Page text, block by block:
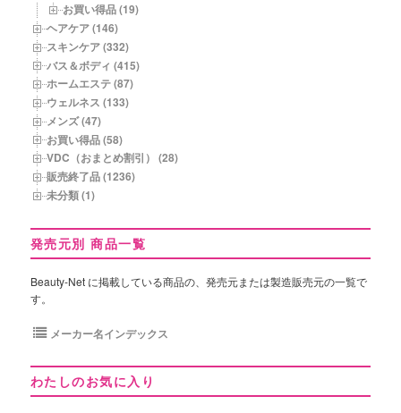
お買い得品 (19)
ヘアケア (146)
スキンケア (332)
バス＆ボディ (415)
ホームエステ (87)
ウェルネス (133)
メンズ (47)
お買い得品 (58)
VDC（おまとめ割引） (28)
販売終了品 (1236)
未分類 (1)
発売元別 商品一覧
Beauty-Net に掲載している商品の、発売元または製造販売元の一覧で
す。
メーカー名インデックス
わたしのお気に入り